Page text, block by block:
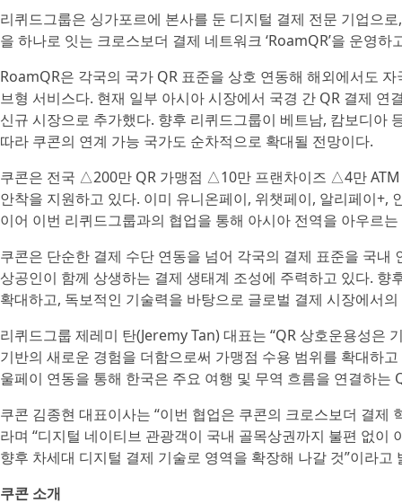
리퀴드그룹은 싱가포르에 본사를 둔 디지털 결제 전문 기업으
을 하나로 잇는 크로스보더 결제 네트워크 ‘RoamQR’을 운영하
RoamQR은 각국의 국가 QR 표준을 상호 연동해 해외에서도
브형 서비스다. 현재 일부 아시아 시장에서 국경 간 QR 결제
신규 시장으로 추가했다. 향후 리퀴드그룹이 베트남, 캄보디아
따라 쿠콘의 연계 가능 국가도 순차적으로 확대될 전망이다.
쿠콘은 전국 △200만 QR 가맹점 △10만 프랜차이즈 △4만
안착을 지원하고 있다. 이미 유니온페이, 위챗페이, 알리페이+,
이어 이번 리퀴드그룹과의 협업을 통해 아시아 전역을 아우르
쿠콘은 단순한 결제 수단 연동을 넘어 각국의 결제 표준을 국
상공인이 함께 상생하는 결제 생태계 조성에 주력하고 있다.
확대하고, 독보적인 기술력을 바탕으로 글로벌 결제 시장에서
리퀴드그룹 제레미 탄(Jeremy Tan) 대표는 “QR 상호운용성은
기반의 새로운 경험을 더함으로써 가맹점 수용 범위를 확대하
울페이 연동을 통해 한국은 주요 여행 및 무역 흐름을 연결하는
쿠콘 김종현 대표이사는 “이번 협업은 쿠콘의 크로스보더 결제
라며 “디지털 네이티브 관광객이 국내 골목상권까지 불편 없이
향후 차세대 디지털 결제 기술로 영역을 확장해 나갈 것”이라고
쿠콘 소개